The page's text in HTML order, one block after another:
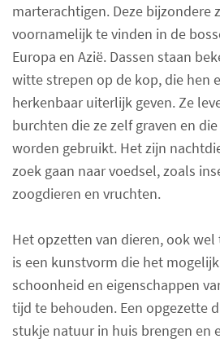
marterachtigen. Deze bijzondere
voornamelijk te vinden in de
Europa en Azië. Dassen staan
witte strepen op de kop, die hen
herkenbaar uiterlijk geven. Ze
burchten die ze zelf graven en
worden gebruikt. Het zijn
zoek gaan naar voedsel, zoals
zoogdieren en vruchten.
Het opzetten van dieren, ook
is een kunstvorm die het
schoonheid en eigenschappen
tijd te behouden. Een opgezette
stukje natuur in huis brengen en